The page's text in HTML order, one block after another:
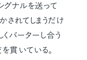
ナルを送って
されてしまうだけ
バーターし合う
貫いている。